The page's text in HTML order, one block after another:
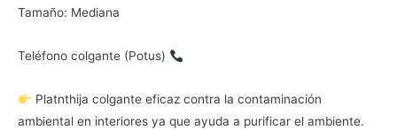
Tamaño: Mediana
Teléfono colgante (Potus)
Platnthija colgante eficaz contra la contaminación
ambiental en interiores ya que ayuda a purificar el ambiente.